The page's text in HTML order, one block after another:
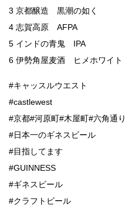
3 京都醸造 黒潮の如く
4 志賀高原 AFPA
5 インドの青鬼 IPA
6 伊勢角屋麦酒 ヒメホワイト
#キャッスルウエスト
#castlewest
#京都#河原町#木屋町#六角通り
#日本一のギネスビール
#目指してます
#GUINNESS
#ギネスビール
#クラフトビール